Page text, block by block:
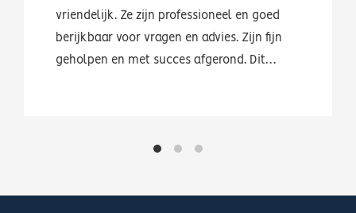
vriendelijk. Ze zijn professioneel en goed
berijkbaar voor vragen en advies. Zijn fijn
geholpen en met succes afgerond. Dit